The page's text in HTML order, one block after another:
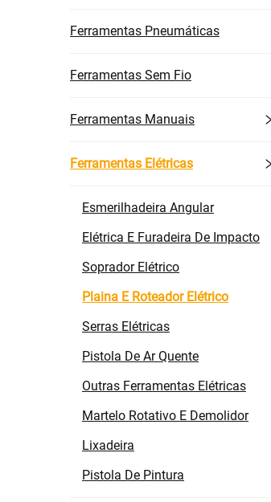
Ferramentas Pneumáticas
Ferramentas Sem Fio
Ferramentas Manuais
Ferramentas Elétricas
Esmerilhadeira Angular
Elétrica E Furadeira De Impacto
Soprador Elétrico
Plaina E Roteador Elétrico
Serras Elétricas
Pistola De Ar Quente
Outras Ferramentas Elétricas
Martelo Rotativo E Demolidor
Lixadeira
Pistola De Pintura